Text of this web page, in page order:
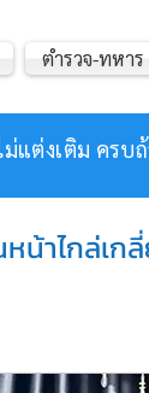
ม่แต่งเติม คร
ตำรวจ-ทหาร
หน้าไกล่